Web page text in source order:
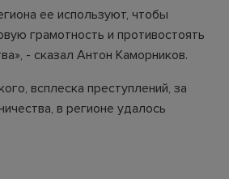
ее используют, чтобы
грамотность и противостоять
- сказал Антон Каморников.
всплеска преступлений, за
в регионе удалось